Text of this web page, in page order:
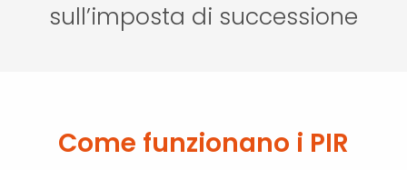
sull’imposta di successione
Come funzionano i PIR